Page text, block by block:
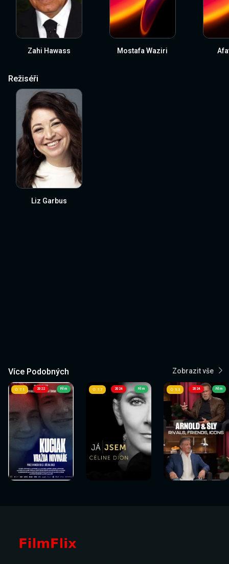
Zahi Hawass Mostafa Waziri
Režiséři
Liz Garbus
Více Podobných Zobrazit vše
2022
Sledovat
nyní
7.1 Film
Sledovat
nyní
2024
Sledovat
7.7 Film
Sledovat
2024
Sledovat
nyní
9.3 Film
Sledovat
nyní